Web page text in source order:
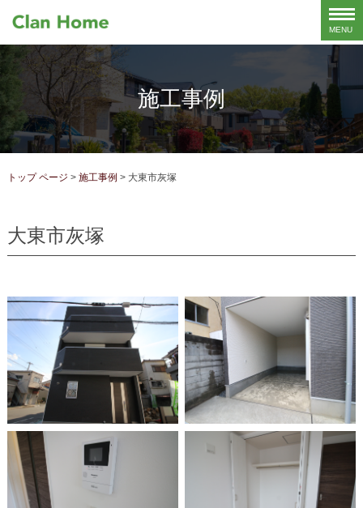
施工事例
トップ ページ > 施工事例 > 大東市灰塚
大東市灰塚